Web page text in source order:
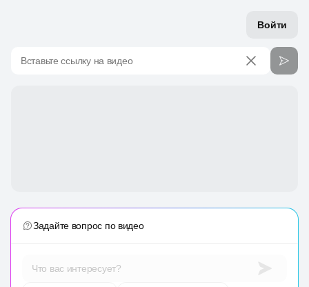
Войти
Вставьте ссылку на видео
Задайте вопрос по видео
Что вас интересует?